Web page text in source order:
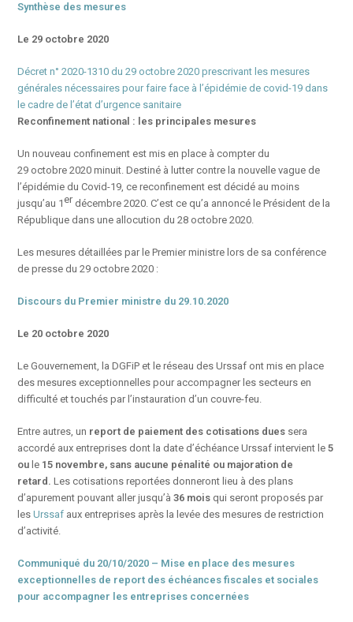
Synthèse des mesures
Le 29 octobre 2020
Décret n° 2020-1310 du 29 octobre 2020 prescrivant les mesures
générales nécessaires pour faire face à l’épidémie de covid-19 dans
le cadre de l’état d’urgence sanitaire
Reconfinement national : les principales mesures
Un nouveau confinement est mis en place à compter du
29 octobre 2020 minuit. Destiné à lutter contre la nouvelle vague de
l’épidémie du Covid-19, ce reconfinement est décidé au moins
jusqu’au 1 er décembre 2020. C’est ce qu’a annoncé le Président de la
République dans une allocution du 28 octobre 2020.
Les mesures détaillées par le Premier ministre lors de sa conférence
de presse du 29 octobre 2020 :
Discours du Premier ministre du 29.10.2020
Le 20 octobre 2020
Le Gouvernement, la DGFiP et le réseau des Urssaf ont mis en place
des mesures exceptionnelles pour accompagner les secteurs en
difficulté et touchés par l’instauration d’un couvre-feu.
Entre autres, un report de paiement des cotisations dues sera
accordé aux entreprises dont la date d’échéance Urssaf intervient le5
ou le 15 novembre, sans aucune pénalité ou majoration de
retard. Les cotisations reportées donneront lieu à des plans
d’apurement pouvant aller jusqu’à36 mois qui seront proposés par
lesUrssaf aux entreprises après la levée des mesures de restriction
d’activité.
Communiqué du 20/10/2020 – Mise en place des mesures
exceptionnelles de report des échéances fiscales et sociales
pour accompagner les entreprises concernées